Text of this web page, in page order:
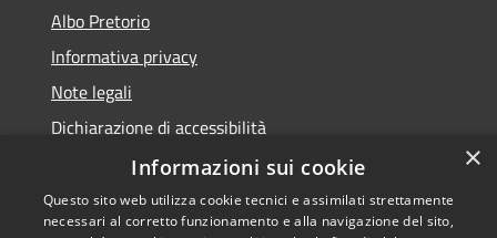
Albo Pretorio
Informativa privacy
Note legali
Dichiarazione di accessibilità
Attuazione PNRR
×
Informazioni sui cookie
Questo sito web utilizza cookie tecnici e assimilati strettamente
necessari al corretto funzionamento e alla navigazione del sito,